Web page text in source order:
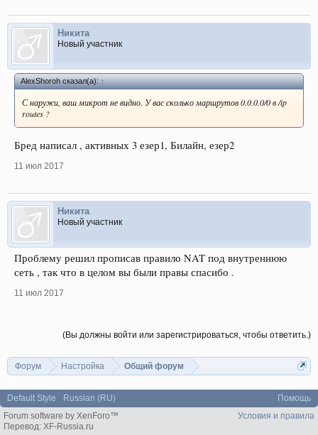
Никита
Новый участник
AlexShoroh сказал(а):↑
С наружи, ваш микрот не видно. У вас сколько маршрутов 0.0.0.0/0 в /ip
routes ?
Бред написал , активных 3 езер1, Билайн, езер2
11 июл 2017
Никита
Новый участник
Проблему решил прописав правило NAT под внутреннюю
сеть , так что в целом вы были правы спасибо .
11 июл 2017
(Вы должны войти или зарегистрироваться, чтобы ответить.)
Форум Настройка Общий форум
Default Style Russian (RU)
Помощь
Условия и правила
Forum software by XenForo™
Перевод: XF-Russia.ru